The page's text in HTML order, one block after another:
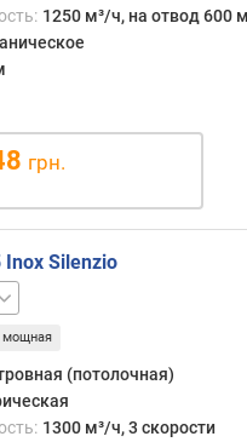
1250 м³/ч, на отвод 600
грн.
Inox Silenzio
мощная
(потолочная)
1300 м³/ч, 3 скорости